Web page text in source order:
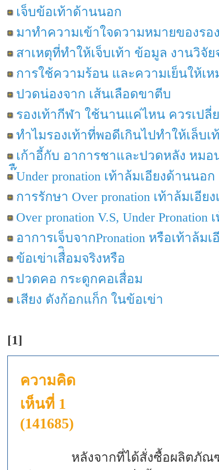
เจ็บข้อเท้าด้านนอก
มาทำความเข้าใจดวามหมายของรอ
สาเหตุที่ทำให้เจ็บเท้า ข้อมูล งานวิจัยจ
การใช้ความร้อน และความเย็นให้เ
ปวดน่องจาก เส้นเลือดขาตีบ
รองเท้ากีฬา ใช้นานแค่ไหน ควรเปลี่
ทำไมรองเท้าที่พอดีเกินไปทำให้เล็บเ
เก้าอี้กับ อาการชาและปวดหลัง หม
๊ืUnder pronation เท้าล้มเอียงด้านนอก
การรักษา Over pronation เท้าล้มเอีย
Over pronation V.S, Under
อาการเจ็บจากPronation หรือเท้าล้มเ
ข้อเข่าเสื่ิอมจริงหรือ
ปวดคอ กระดูกคอเสื่อม
เสียง ดังก้อกแก็ก ในข้อเข่า
[1]
ความคิด
เห็นที่ 1
(141685)
หลังจากที่ได้สั่งซื้อผลิตภัณฑ์จา